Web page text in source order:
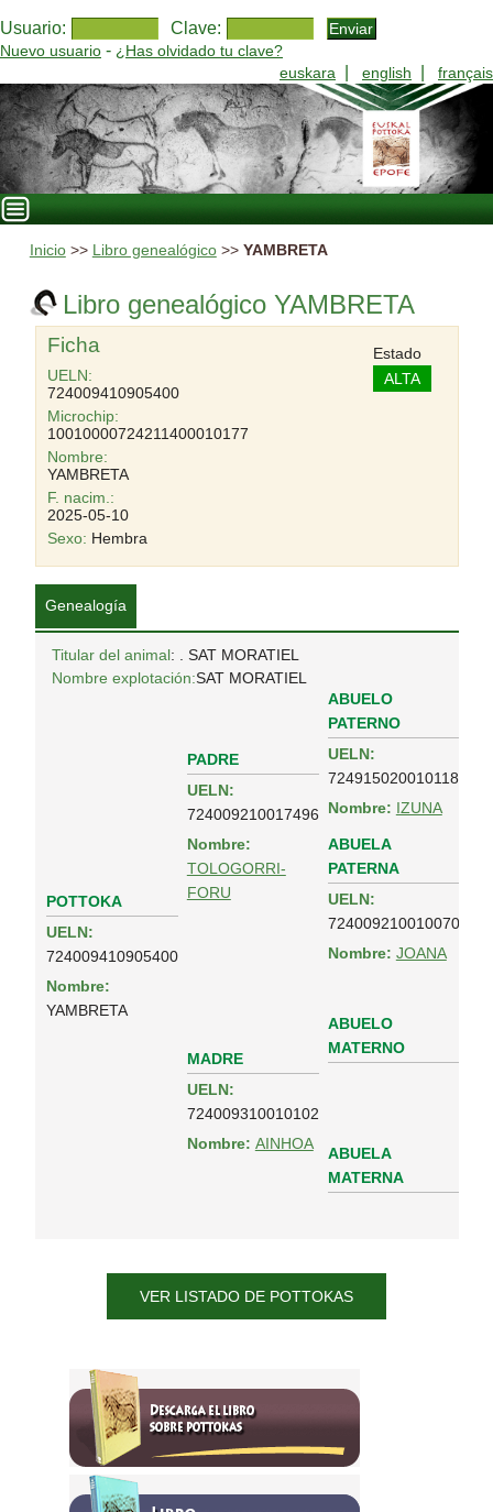
Usuario: Clave:
Nuevo usuario - ¿Has olvidado tu clave?
euskara
english français
Inicio>> Libro genealógico>> YAMBRETA
Libro genealógico YAMBRETA
Ficha
UELN:
724009410905400
Microchip:
10010000724211400010177
Nombre:
YAMBRETA
F. nacim.:
2025-05-10
Sexo: Hembra
Estado
ALTA
Genealogía
Titular del animal: . SAT MORATIEL
Nombre explotación:SAT MORATIEL
POTTOKA
UELN:
724009410905400
Nombre:
YAMBRETA
PADRE
UELN:
724009210017496
Nombre:
TOLOGORRI-
FORU
ABUELO
PATERNO
UELN:
724915020010118
Nombre: IZUNA
ABUELA
PATERNA
UELN:
724009210010070
Nombre: JOANA
MADRE
UELN:
724009310010102
Nombre: AINHOA
ABUELO
MATERNO
ABUELA
MATERNA
VER LISTADO DE POTTOKAS